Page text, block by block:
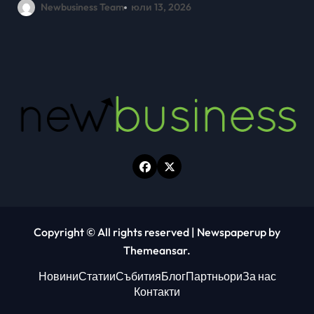
Newbusiness Team юни 26, 2026
Copyright © All rights reserved | Newspaperup by
Themeansar.
НовиниСтатииСъбитияБлогПартньориЗа нас
Контакти